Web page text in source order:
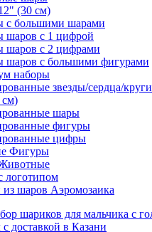
(30 см)
с большими шарами
шаров с 1 цифрой
шаров с 2 цифрами
шаров с большими фигурами
наборы
звезды/сердца/круги
см)
шары
фигуры
цифры
Фигуры
шаров Аэромозаика